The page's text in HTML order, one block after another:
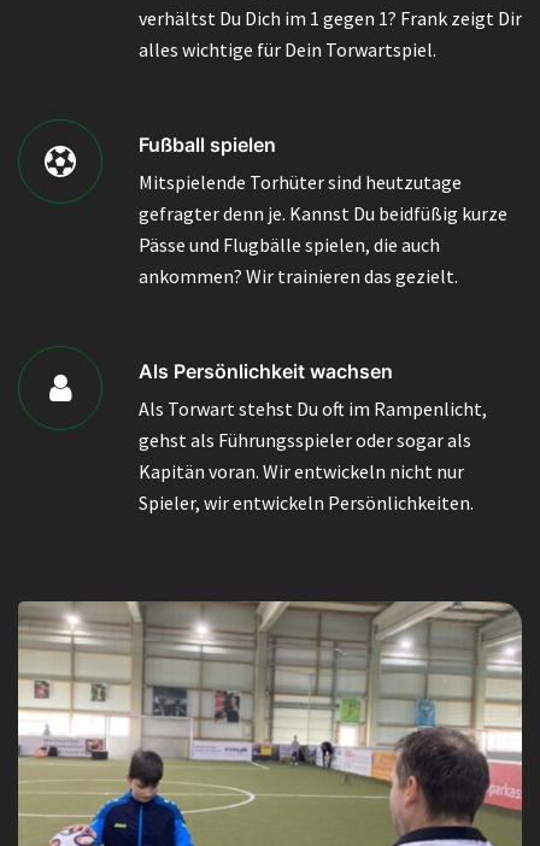
verhältst Du Dich im 1 gegen 1? Frank zeigt Dir
alles wichtige für Dein Torwartspiel.
Fußball spielen
Mitspielende Torhüter sind heutzutage
gefragter denn je. Kannst Du beidfüßig kurze
Pässe und Flugbälle spielen, die auch
ankommen? Wir trainieren das gezielt.
Als Persönlichkeit wachsen
Als Torwart stehst Du oft im Rampenlicht,
gehst als Führungsspieler oder sogar als
Kapitän voran. Wir entwickeln nicht nur
Spieler, wir entwickeln Persönlichkeiten.